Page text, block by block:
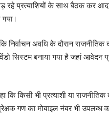
रहे प्रत्याशियों के साथ बैठक कर
अवधि के दौरान
बनाया गया है जहां आवेदन
किसी भी प्रत्याशी या
गण का मोबाइल नंबर भी उपलब्ध